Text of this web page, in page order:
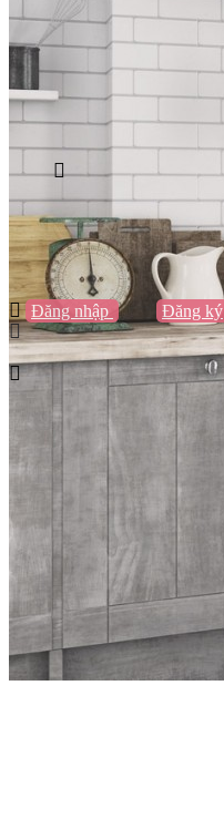
Vũng Tàu
Nha Trang
Đà Lạt
Cần Thơ
Quy Nhơn
Khác…
Blog
Giải trí
Thương hiệu
Tạo thương hiệu
Đăng nhập hoặc Đăng ký
Tạo thương hiệu